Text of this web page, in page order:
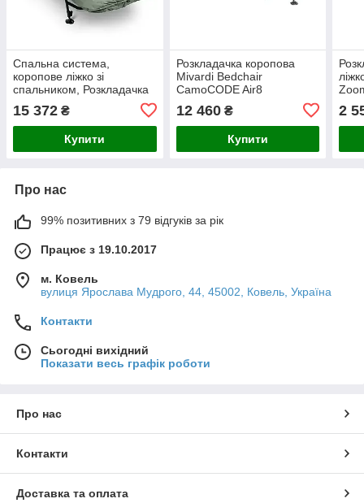
Спальна система,
коропове ліжко зі
спальником, Розкладачка
SEASON SLEEP SYSTEM
15 372 ₴
Купити
Розкладачка коропова
Mivardi Bedchair
CamoCODE Air8
12 460₴
Купити
2
Про нас
99% позитивних з 79 відгуків за рік
Працює з 19.10.2017
м. Ковель
вулиця Ярослава Мудрого, 44, 45002, Ковель, Україна
Контакти
Сьогодні вихідний
Показати весь графік роботи
Про нас
Контакти
Доставка та оплата